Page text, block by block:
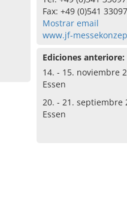
Fax: +49 (0)541
Mostrar email
www.jf-
Ediciones anteriore:
14. - 15. noviembre
Essen
20. - 21. septiembre
Essen